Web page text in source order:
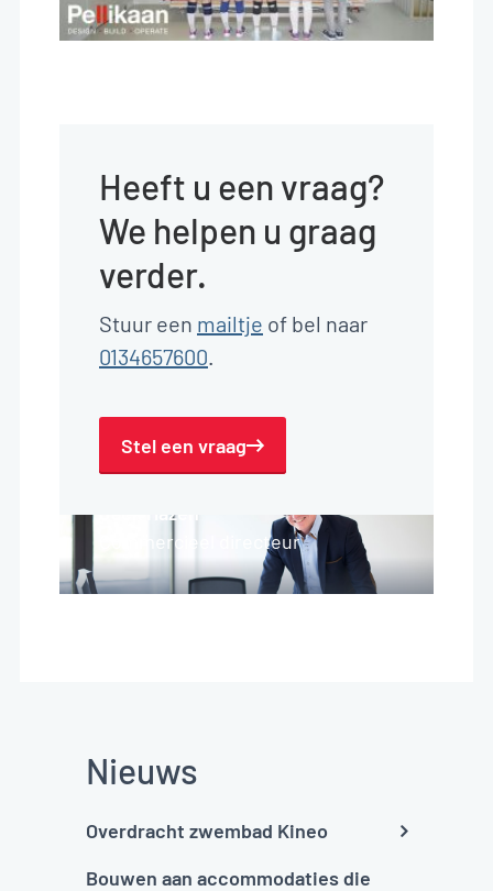
Nieuws
Overdracht zwembad Kineo
Bouwen aan accommodaties die
Jack Hazen
Commercieel directeur
Heeft u een vraag?
We helpen u graag
verder.
Stuur een mailtje of bel naar
0134657600.
Stel een vraag